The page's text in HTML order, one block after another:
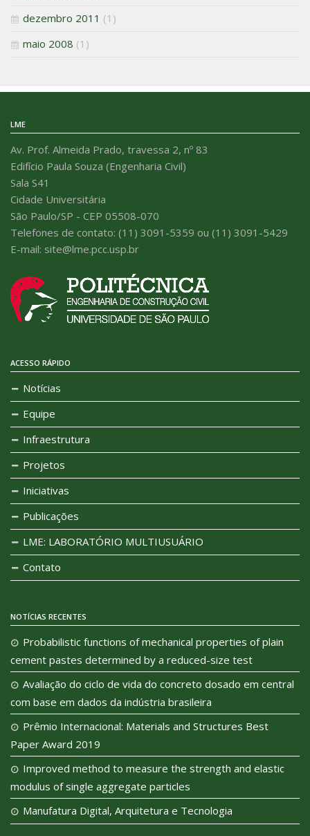
dezembro 2011 (1)
maio 2008 (1)
LME
Av. Prof. Almeida Prado, travessa 2, nº 83
Edifício Paula Souza (Engenharia Civil)
Sala S41
Cidade Universitária
São Paulo/SP - CEP 05508-070
Telefones de contato: (11) 3091-5359 ou (11) 3091-5429
E-mail: site@lme.pcc.usp.br
ACESSO RÁPIDO
Notícias
Equipe
Infraestrutura
Projetos
Iniciativas
Publicações
LME: LABORATÓRIO MULTIUSUÁRIO
Contato
NOTÍCIAS RECENTES
Probabilistic functions of mechanical properties of plain
cement pastes determined by a reduced-size test
Avaliação do ciclo de vida do concreto dosado em central
com base em dados da indústria brasileira
Prêmio Internacional: Materials and Structures Best
Paper Award 2019
Improved method to measure the strength and elastic
modulus of single aggregate particles
Manufatura Digital, Arquitetura e Tecnologia